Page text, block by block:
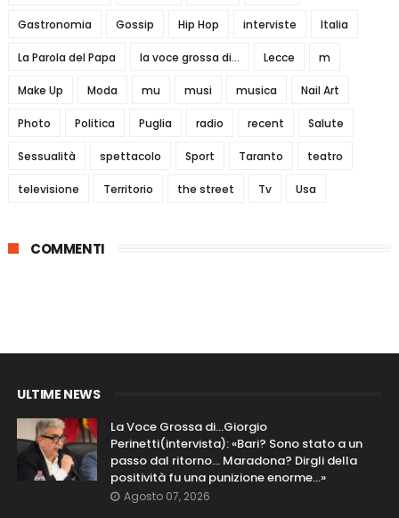
Gastronomia Gossip Hip Hop interviste Italia
La Parola del Papa la voce grossa di... Lecce m
Make Up Moda mu musi musica Nail Art
Photo Politica Puglia radio recent Salute
Sessualità spettacolo Sport Taranto teatro
televisione Territorio the street Tv Usa
COMMENTI
ULTIME NEWS
La Voce Grossa di…Giorgio
Perinetti(intervista): «Bari? Sono stato a un
passo dal ritorno... Maradona? Dirgli della
positività fu una punizione enorme…»
Agosto 07, 2026